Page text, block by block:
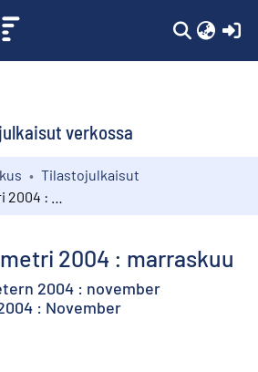
verkossa
Tilastojulkaisut
2004 : marraskuu
2004 : november
: November